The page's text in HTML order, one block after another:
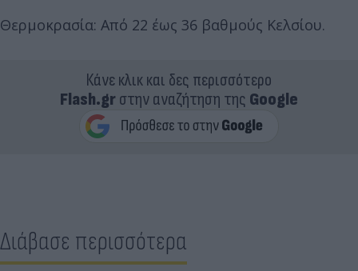
Θερμοκρασία: Από 22 έως 36 βαθμούς Κελσίου.
Κάνε κλικ και δες περισσότερο
Flash.grστην αναζήτηση της Google
Διάβασε περισσότερα